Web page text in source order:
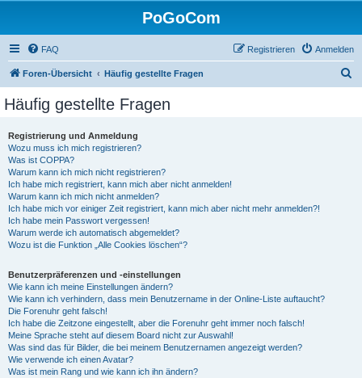
PoGoCom
FAQ Anmelden
Registrieren
Foren-Übersicht Häufig gestellte Fragen
Häufig gestellte Fragen
Registrierung und Anmeldung
Wozu muss ich mich registrieren?
Was ist COPPA?
Warum kann ich mich nicht registrieren?
Ich habe mich registriert, kann mich aber nicht anmelden!
Warum kann ich mich nicht anmelden?
Ich habe mich vor einiger Zeit registriert, kann mich aber nicht mehr anmelden?!
Ich habe mein Passwort vergessen!
Warum werde ich automatisch abgemeldet?
Wozu ist die Funktion „Alle Cookies löschen“?
Benutzerpräferenzen und -einstellungen
Wie kann ich meine Einstellungen ändern?
Wie kann ich verhindern, dass mein Benutzername in der Online-Liste auftaucht?
Die Forenuhr geht falsch!
Ich habe die Zeitzone eingestellt, aber die Forenuhr geht immer noch falsch!
Meine Sprache steht auf diesem Board nicht zur Auswahl!
Was sind das für Bilder, die bei meinem Benutzernamen angezeigt werden?
Wie verwende ich einen Avatar?
Was ist mein Rang und wie kann ich ihn ändern?